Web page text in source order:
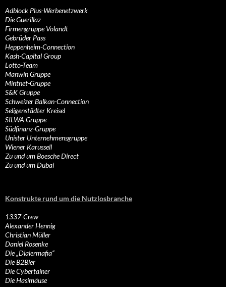
Adblock Plus-Werbenetzwerk
Die Guerillaz
Firmengruppe Volandt
Gebrüder Pass
Heppenheim-Connection
Kash-Capital Group
Lotto-Team
Manwin Gruppe
Mintnet-Gruppe
S&K Gruppe
Schweizer Balkan-Connection
Seligenstädter Kreisel
SILWA Gruppe
Südfinanz-Gruppe
Unister Unternehmensgruppe
Wiener Karussell
Zu und um Boesche Direct
Zu und um Dubai
Konstrukte rund um die Nutzlosbranche
1337-Crew
Alexander Hennig
Christian Müller
Daniel Rosenke
Die „Dialermafia“
Die B2Bler
Die Cybertainer
Die Hasimäuse